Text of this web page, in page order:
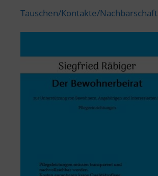
Tauschen/Kontakte/Nachbarschaft